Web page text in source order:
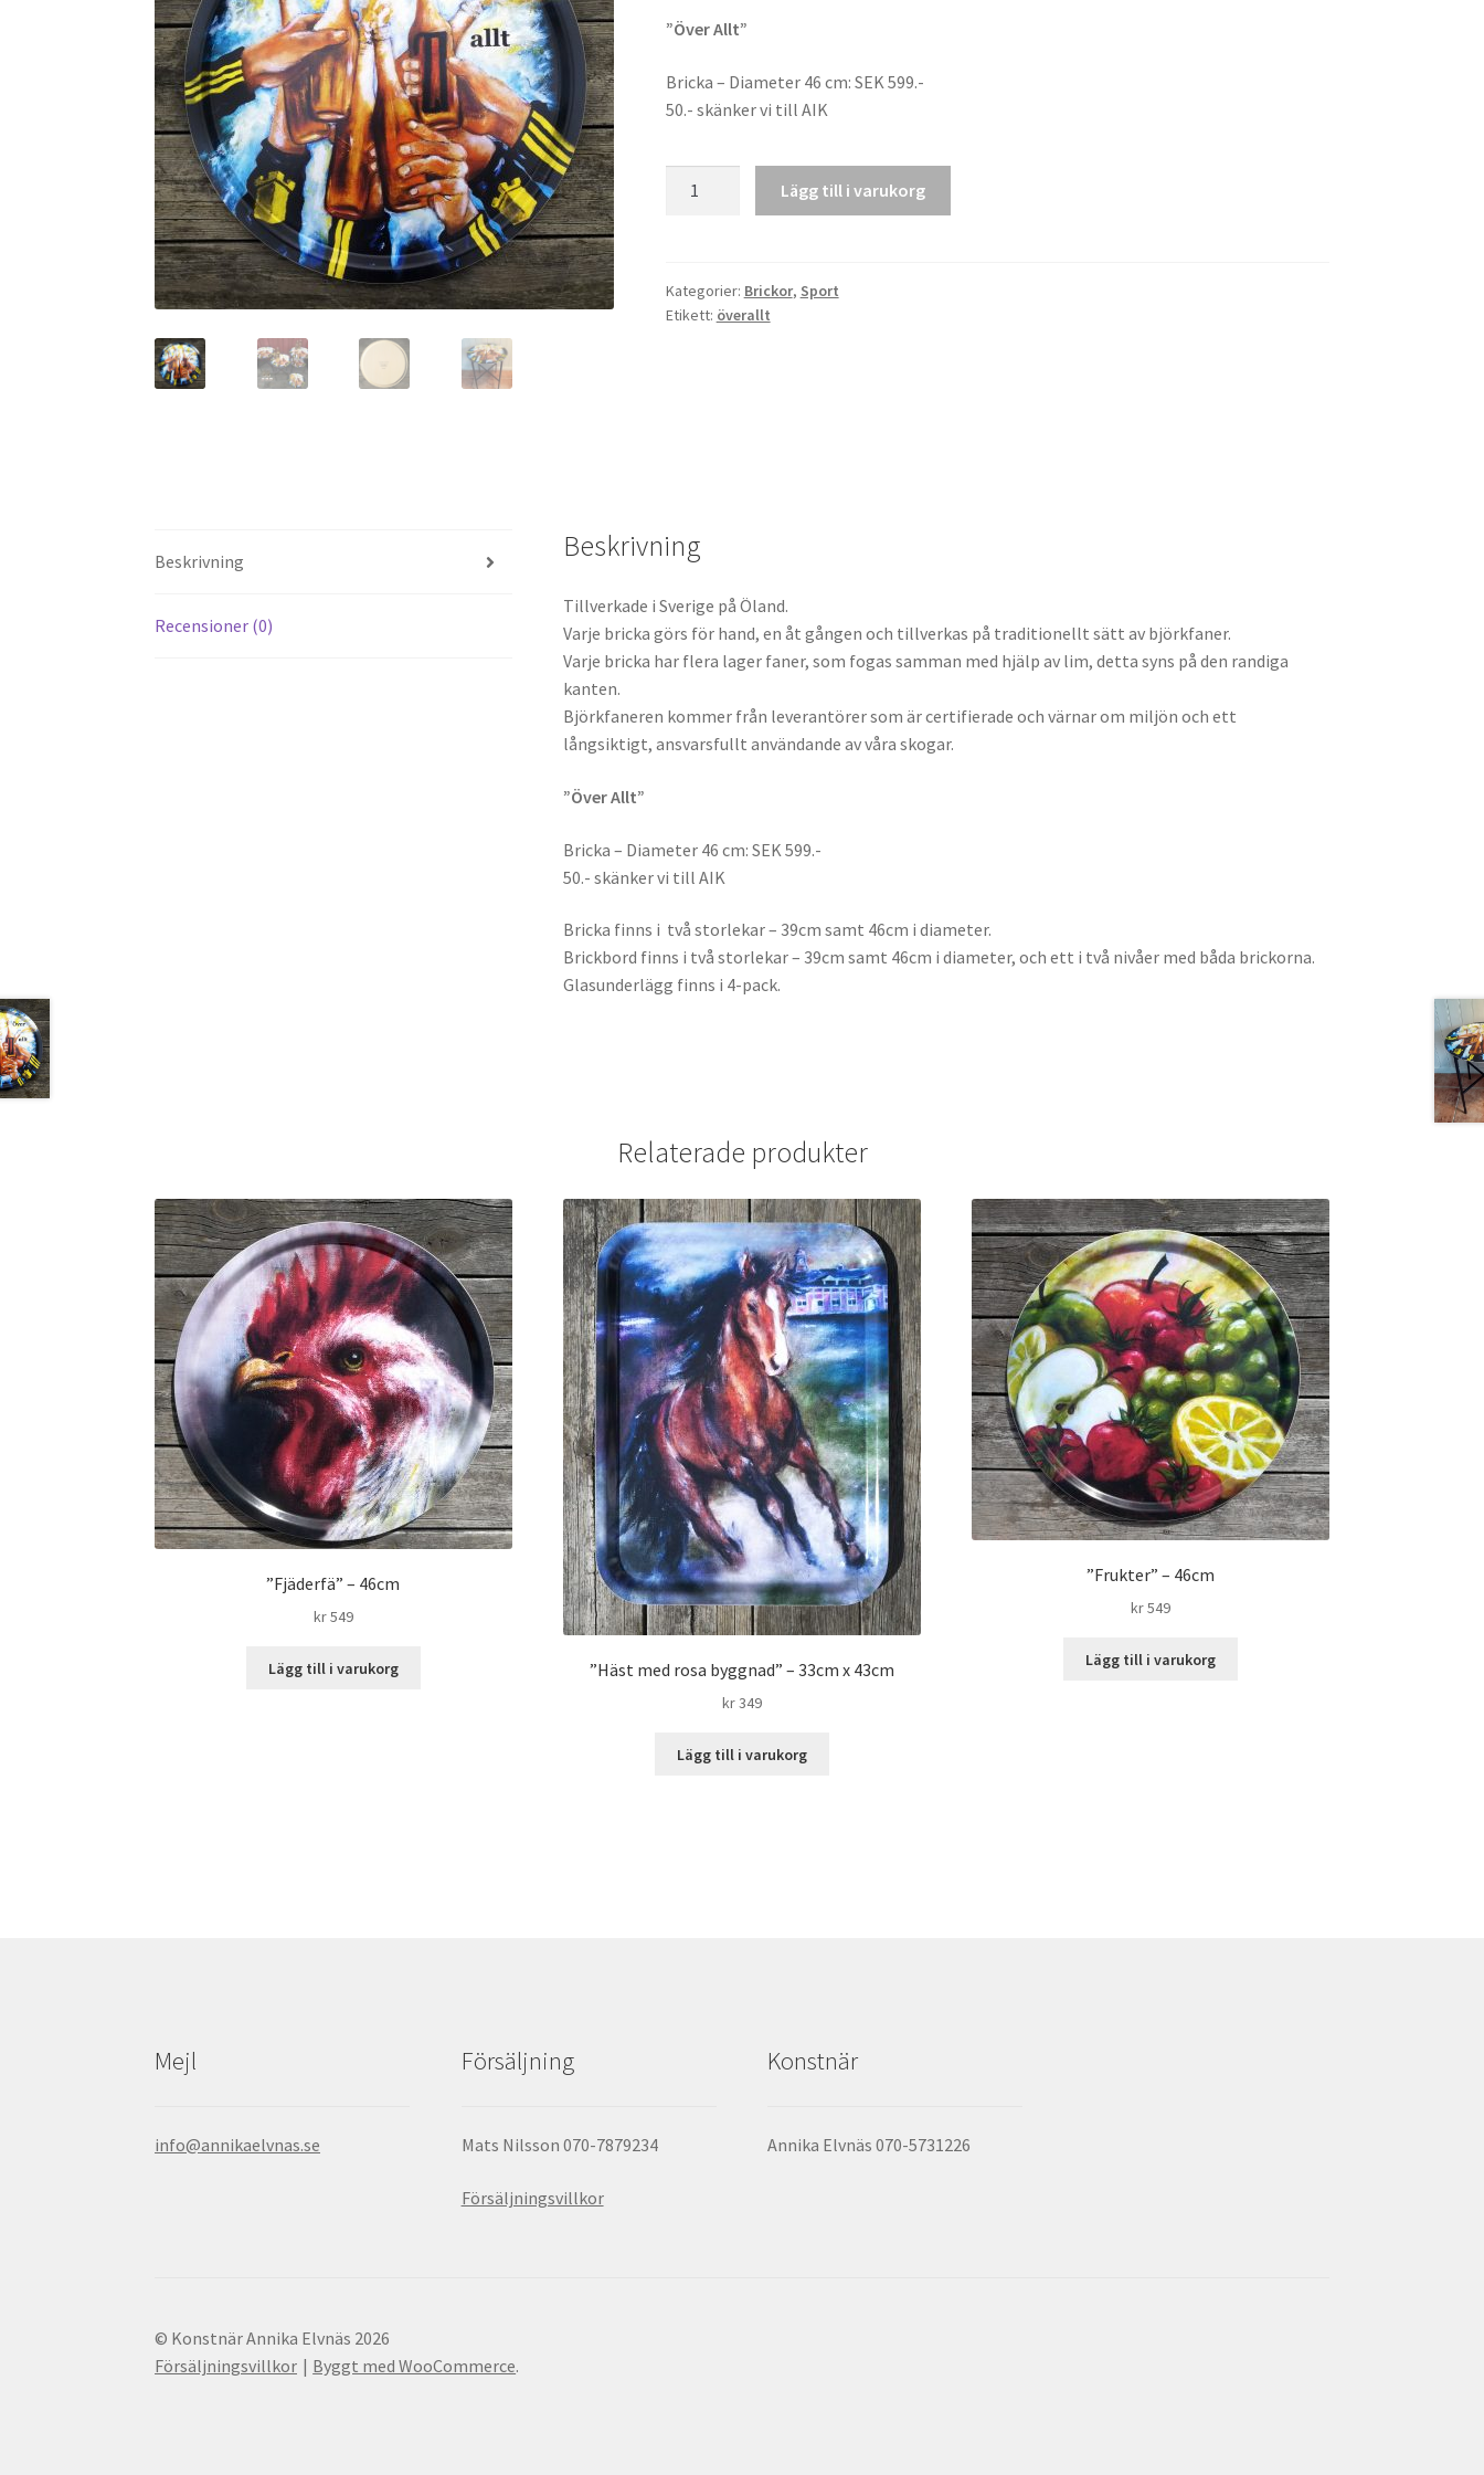
”Över Allt”
Bricka – Diameter 46 cm: SEK 599.-
50.- skänker vi till AIK
cm
mängd
Lägg till i varukorg
Kategorier: Brickor, Sport
Etikett: överallt
Beskrivning
Recensioner (0)
Beskrivning
Tillverkade i Sverige på Öland.
Varje bricka görs för hand, en åt gången och tillverkas på traditionellt sätt av björkfaner.
Varje bricka har flera lager faner, som fogas samman med hjälp av lim, detta syns på den randiga
kanten.
Björkfaneren kommer från leverantörer som är certifierade och värnar om miljön och ett
långsiktigt, ansvarsfullt användande av våra skogar.
”Över Allt”
Bricka – Diameter 46 cm: SEK 599.-
50.- skänker vi till AIK
Bricka finns i två storlekar – 39cm samt 46cm i diameter.
Brickbord finns i två storlekar – 39cm samt 46cm i diameter, och ett i två nivåer med båda brickorna.
Glasunderlägg finns i 4-pack.
Relaterade produkter
”Fjäderfä” – 46cm
kr549
Lägg till i varukorg ”Häst med rosa byggnad” – 33cm x 43cm
kr349
Lägg till i varukorg
”Frukter” – 46cm
kr549
Lägg till i varukorg
Mejl
info@annikaelvnas.se
Försäljning
Mats Nilsson 070-7879234
Försäljningsvillkor
Konstnär
Annika Elvnäs 070-5731226
© Konstnär Annika Elvnäs 2026
Försäljningsvillkor
Byggt med WooCommerce.